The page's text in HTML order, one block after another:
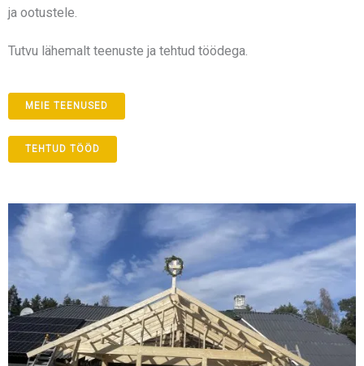
ja ootustele.
Tutvu lähemalt teenuste ja tehtud töödega.
MEIE TEENUSED
TEHTUD TÖÖD